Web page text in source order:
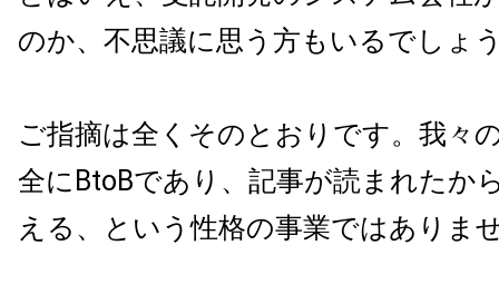
のか、不思議に思う方もいるでしょ
ご指摘は全くそのとおりです。我々
全にBtoBであり、記事が読まれたか
える、という性格の事業ではありま